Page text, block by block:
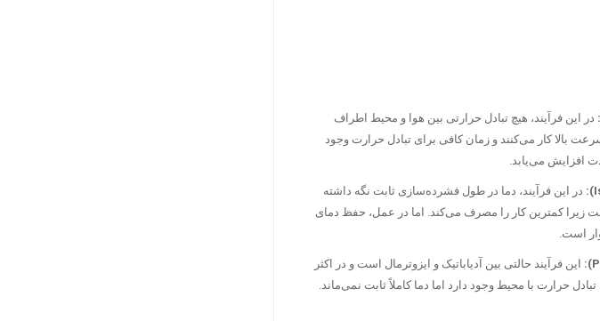
در این فرآیند، هیچ تبادل حرارتی بین هوا و محیط اطراف
بالا کار می‌کنند و زمان کافی برای تبادل حرارت وجود
افزایش می‌یابد.
در این فرآیند، دما در طول فشرده‌سازی ثابت نگه داشته
کمترین کار را مصرف می‌کند. اما در عمل، حفظ دمای
است.
این فرآیند حالتی بین آدیاباتیک و ایزوترمال است و در اکثر
حرارت با محیط وجود دارد اما دما کاملاً ثابت نمی‌ماند.